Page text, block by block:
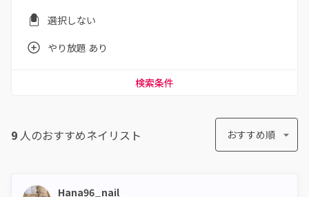
選択しない
やり放題 あり
検索条件
9 人のおすすめネイリスト おすすめ順
Hana96_nail